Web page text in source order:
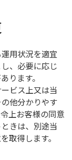
用状況を適宜
、必要に応じ
ります。
ビス上又は当
他分かりやす
上お客様の同意
きは、別途当
取得します。